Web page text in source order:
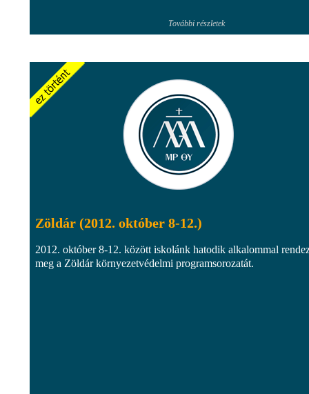
További részletek
Zöldár (2012. október 8-12.)
2012. október 8-12. között iskolánk hatodik alkalommal
meg a Zöldár környezetvédelmi programsorozatát.